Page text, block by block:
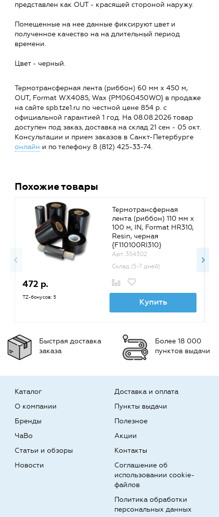
представлен как OUT - красящей стороной наружу.
Помещенные на нее данные фиксируют цвет и
полученное качество на на длительный период
времени.
Цвет - черный.
Термотрансферная лента (риббон) 60 мм х 450 м,
OUT, Format WX4085, Wax {PM060450WO} в продаже
на сайте spb.tze1.ru по честной цене 854 р. с
официальной гарантией 1 год. На 08.08.2026 товар
доступен под заказ, доставка на склад 21 сен - 05 окт.
Консультации и прием заказов в Санкт-Петербурге
онлайн и по телефону 8 (812) 425-33-74.
Похожие товары
Термотрансферная
лента (риббон) 110 мм х
100 м, IN, Format HR310,
Resin, черная
{F110100RI310}
Арт. 354302
Склад (5-7 дней)
472 р.
TZ-бонусов: 5 Купить
Быстрая доставка
заказа
Более 18 000
пунктов выдачи
Каталог
О компании
Бренды
Доставка и оплата
Пункты выдачи
Полезное
ЧаВо
Статьи и обзоры
Новости
Акции
Контакты
Соглашение об
использовании cookie-
файлов
Политика обработки
персональных данных